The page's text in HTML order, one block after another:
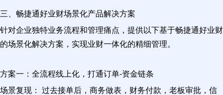
三、畅捷通好业财场景化产品解决方案
针对企业独特业务流程和管理痛点，提供以下基于畅捷通好业财
的场景化解决方案，实现业财一体化的精细管理。
方案一：全流程线上化，打通订单-资金链条
场景复现： 过去接单后，商务做表，财务付款，老板审批，信